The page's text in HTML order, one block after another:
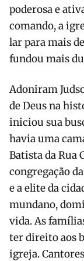
poderosa e
comando, a
lar para mais
fundou mais
Adoniram
de Deus na
iniciou sua
havia uma
Batista da Rua
congregação
e a elite da
mundano,
vida. As
ter direito aos
igreja.